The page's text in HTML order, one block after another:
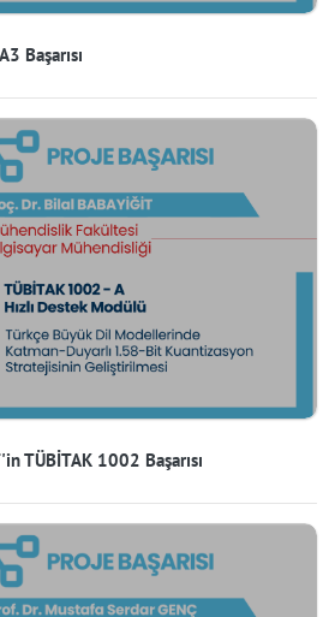
Başarısı
TÜBİTAK 1002 Başarısı